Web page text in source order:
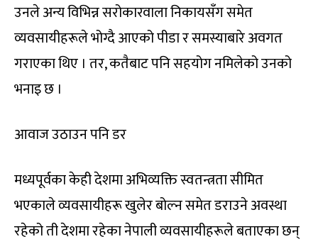
उनले अन्य विभिन्न सरोकारवाला निकायसँग समेत
व्यवसायीहरूले भोग्दै आएको पीडा र समस्याबारे अवगत
गराएका थिए । तर, कतैबाट पनि सहयोग नमिलेको उनको
भनाइ छ ।
आवाज उठाउन पनि डर
मध्यपूर्वका केही देशमा अभिव्यक्ति स्वतन्त्रता सीमित
भएकाले व्यवसायीहरू खुलेर बोल्न समेत डराउने अवस्था
रहेको ती देशमा रहेका नेपाली व्यवसायीहरूले बताएका छन्